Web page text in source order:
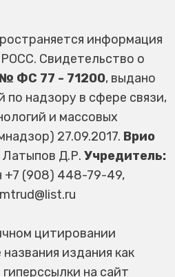
информация
Свидетельство о
ФС 77 - 71200, выдано
надзору в сфере связи,
и массовых
27.09.2017. Врио
Латыпов Д.Р. Учредитель:
+7 (908) 448-79-49,
цитировании
издания как
на сайт